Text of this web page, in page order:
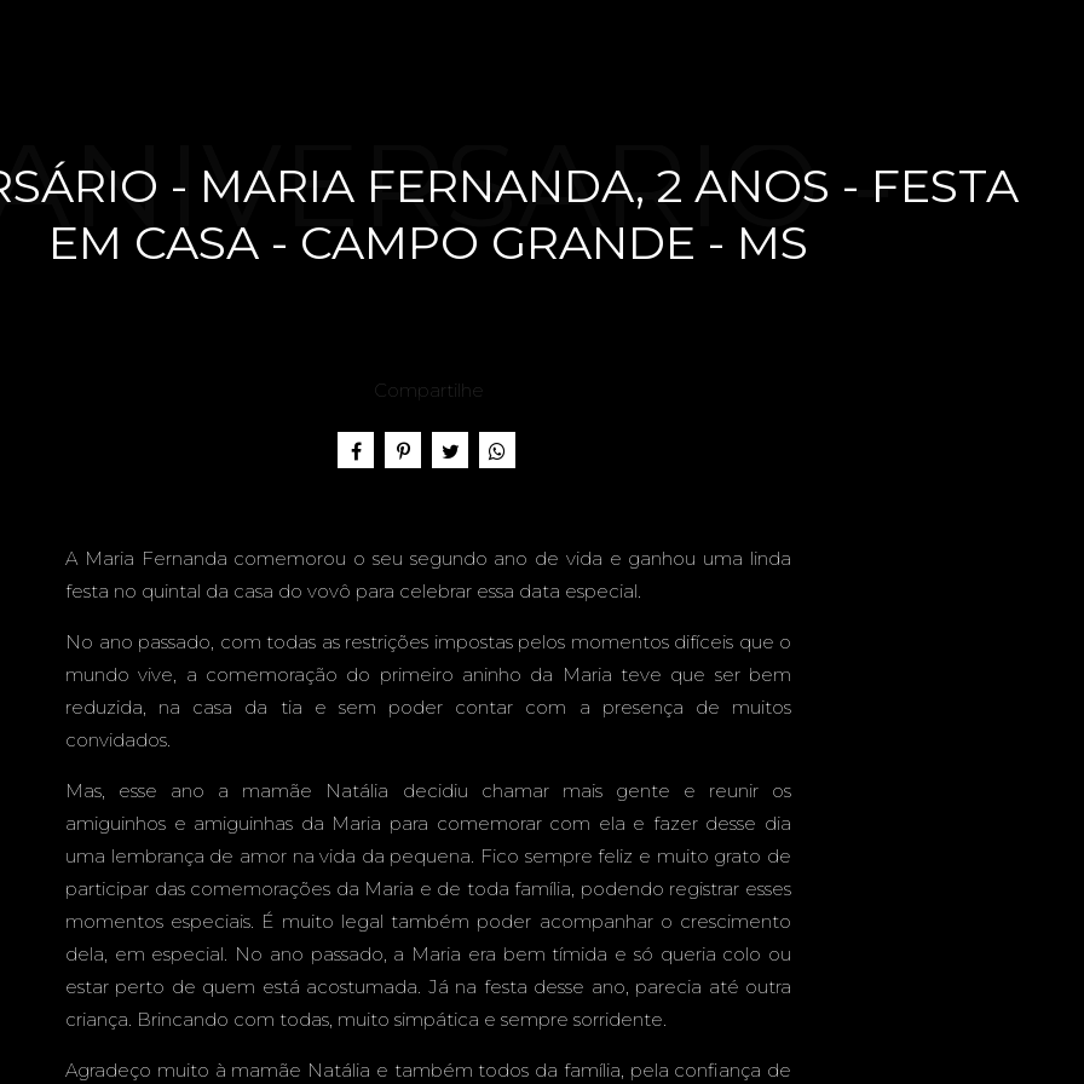
- MARIA FERNANDA, 2 ANOS - FESTA
EM CASA - CAMPO GRANDE - MS
-
- FESTA EM
CASA - CAMPO
GRANDE - MS
Compartilhe
A Maria Fernanda comemorou o seu segundo ano de vida e ganhou uma linda
festa no quintal da casa do vovô para celebrar essa data especial.
No ano passado, com todas as restrições impostas pelos momentos difíceis que o
mundo vive, a comemoração do primeiro aninho da Maria teve que ser bem
reduzida, na casa da tia e sem poder contar com a presença de muitos
convidados.
Mas, esse ano a mamãe Natália decidiu chamar mais gente e reunir os
amiguinhos e amiguinhas da Maria para comemorar com ela e fazer desse dia
uma lembrança de amor na vida da pequena. Fico sempre feliz e muito grato de
participar das comemorações da Maria e de toda família, podendo registrar esses
momentos especiais. É muito legal também poder acompanhar o crescimento
dela, em especial. No ano passado, a Maria era bem tímida e só queria colo ou
estar perto de quem está acostumada. Já na festa desse ano, parecia até outra
criança. Brincando com todas, muito simpática e sempre sorridente.
Agradeço muito à mamãe Natália e também todos da família, pela confiança de